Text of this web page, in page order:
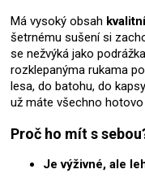
Má vysoký obsah
šetrnému sušení si
se nežvýká jako
rozklepanýma rukama
lesa, do batohu, do
už máte všechno
Proč ho mít s
Je výživné, ale